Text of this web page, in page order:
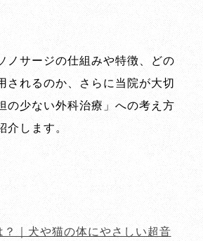
ノサージの仕組みや特徴、どの
されるのか、さらに当院が大切
の少ない外科治療」への考え方
介します。
？｜犬や猫の体にやさしい超音